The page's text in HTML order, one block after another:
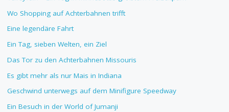
Wo Shopping auf Achterbahnen trifft
Eine legendäre Fahrt
Ein Tag, sieben Welten, ein Ziel
Das Tor zu den Achterbahnen Missouris
Es gibt mehr als nur Mais in Indiana
Geschwind unterwegs auf dem Minifigure Speedway
Ein Besuch in der World of Jumanji